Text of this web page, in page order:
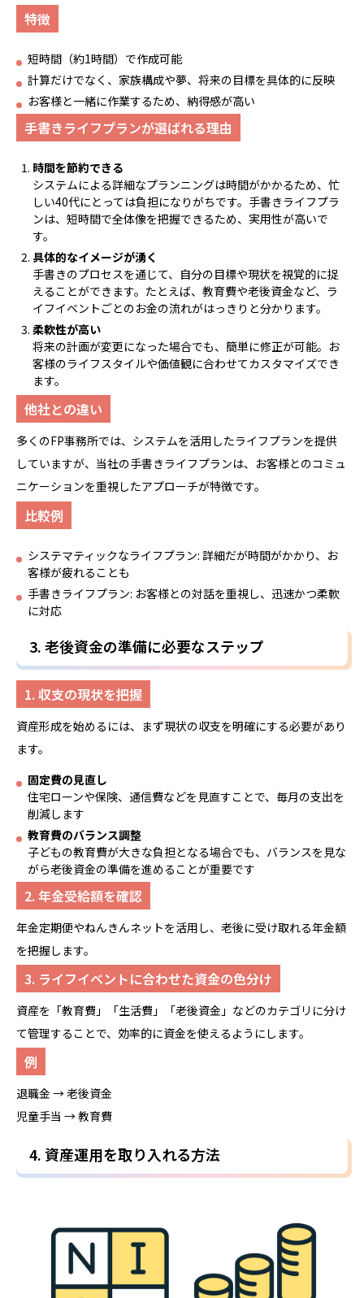
特徴
短時間（約1時間）で作成可能
計算だけでなく、家族構成や夢、将来の目標を具体的に反映
お客様と一緒に作業するため、納得感が高い
手書きライフプランが選ばれる理由
時間を節約できる
システムによる詳細なプランニングは時間がかかるため、忙
しい40代にとっては負担になりがちです。手書きライフプラ
ンは、短時間で全体像を把握できるため、実用性が高いで
す。
具体的なイメージが湧く
手書きのプロセスを通じて、自分の目標や現状を視覚的に捉
えることができます。たとえば、教育費や老後資金など、ラ
イフイベントごとのお金の流れがはっきりと分かります。
柔軟性が高い
将来の計画が変更になった場合でも、簡単に修正が可能。お
客様のライフスタイルや価値観に合わせてカスタマイズでき
ます。
他社との違い
多くのFP事務所では、システムを活用したライフプランを提供
していますが、当社の手書きライフプランは、お客様とのコミュ
ニケーションを重視したアプローチが特徴です。
比較例
システマティックなライフプラン: 詳細だが時間がかかり、お
客様が疲れることも
手書きライフプラン: お客様との対話を重視し、迅速かつ柔軟
に対応
3. 老後資金の準備に必要なステップ
1. 収支の現状を把握
資産形成を始めるには、まず現状の収支を明確にする必要があり
ます。
固定費の見直し
住宅ローンや保険、通信費などを見直すことで、毎月の支出を
削減します
教育費のバランス調整
子どもの教育費が大きな負担となる場合でも、バランスを見な
がら老後資金の準備を進めることが重要です
2. 年金受給額を確認
年金定期便やねんきんネットを活用し、老後に受け取れる年金額
を把握します。
3. ライフイベントに合わせた資金の色分け
資産を「教育費」「生活費」「老後資金」などのカテゴリに分け
て管理することで、効率的に資金を使えるようにします。
例
退職金 → 老後資金
児童手当 → 教育費
4. 資産運用を取り入れる方法